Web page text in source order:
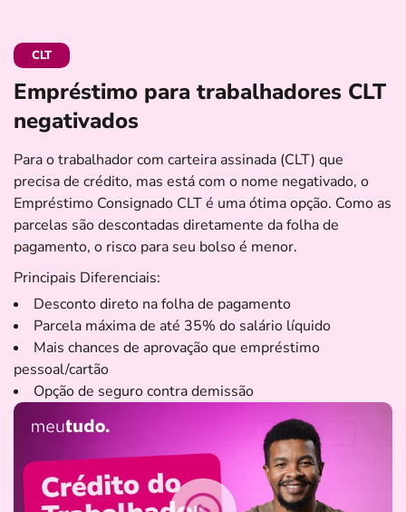
CLT
Empréstimo para trabalhadores CLT
negativados
Para o trabalhador com carteira assinada (CLT) que
precisa de crédito, mas está com o nome negativado, o
Empréstimo Consignado CLT é uma ótima opção. Como as
parcelas são descontadas diretamente da folha de
pagamento, o risco para seu bolso é menor.
Principais Diferenciais:
Desconto direto na folha de pagamento
Parcela máxima de até 35% do salário líquido
Mais chances de aprovação que empréstimo
pessoal/cartão
Opção de seguro contra demissão